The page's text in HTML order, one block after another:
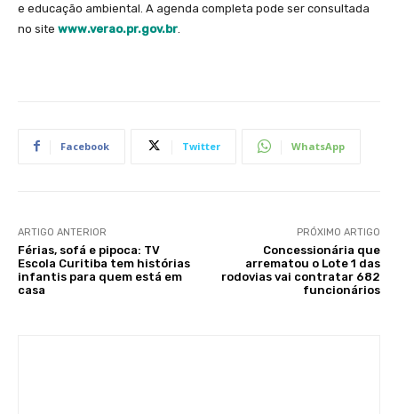
e educação ambiental. A agenda completa pode ser consultada
no site www.verao.pr.gov.br
Facebook Twitter WhatsApp
ARTIGO ANTERIOR
Férias, sofá e pipoca: TV
Escola Curitiba tem histórias
infantis para quem está em
casa
PRÓXIMO ARTIGO
Concessionária que
arrematou o Lote 1 das
rodovias vai contratar 682
funcionários